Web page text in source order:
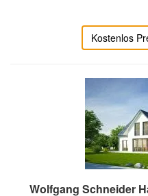
Kostenlos
Wolfgang Schneider